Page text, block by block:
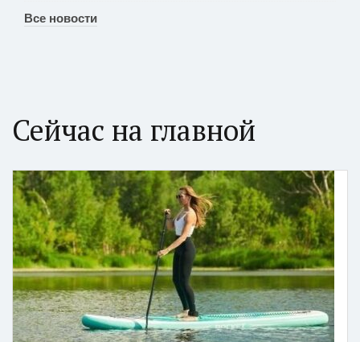
Все новости
Сейчас на главной